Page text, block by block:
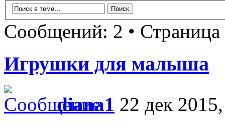
Сообщений: 2 • Страница
Игрушки для малыша
diana1 22 дек